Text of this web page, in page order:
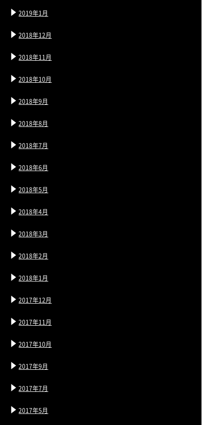
2019年1月
2018年12月
2018年11月
2018年10月
2018年9月
2018年8月
2018年7月
2018年6月
2018年5月
2018年4月
2018年3月
2018年2月
2018年1月
2017年12月
2017年11月
2017年10月
2017年9月
2017年7月
2017年5月